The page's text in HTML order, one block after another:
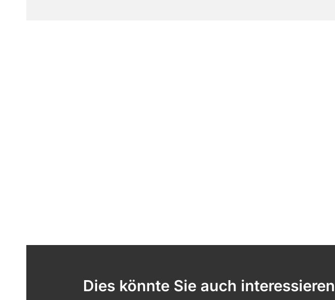
Dies könnte Sie auch interessieren